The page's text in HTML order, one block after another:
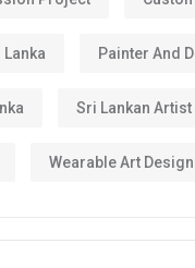
Painter And
Sri Lankan
Wearable Art